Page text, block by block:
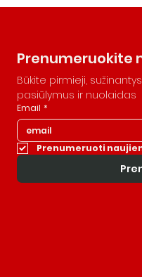
Prenumeruokite
Būkite pirmieji,
pasiūlymus ir nuolaidas
Email *
Prenumeruoti